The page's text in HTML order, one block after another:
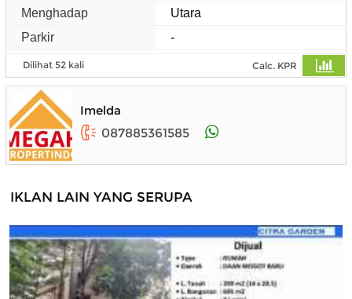
Menghadap
Utara
Parkir
-
Dilihat 52 kali Calc. KPR
Imelda
087885361585
IKLAN LAIN YANG SERUPA